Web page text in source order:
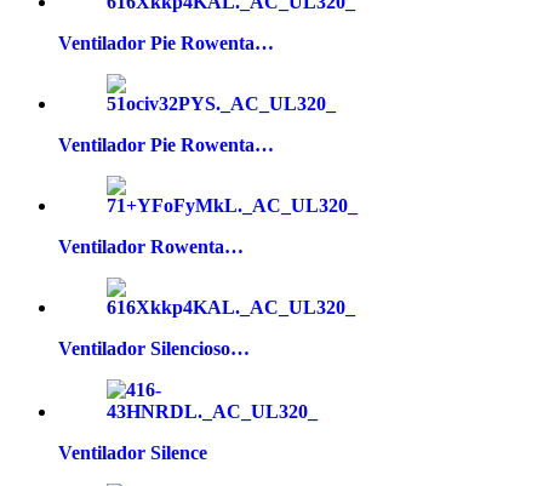
Ventilador Pie Rowenta…
Ventilador Pie Rowenta…
Ventilador Rowenta…
Ventilador Silencioso…
Ventilador Silence